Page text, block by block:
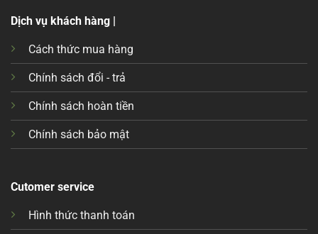
Dịch vụ khách hàng |
Cách thức mua hàng
Chính sách đổi - trả
Chính sách hoàn tiền
Chính sách bảo mật
Cutomer service
Hình thức thanh toán